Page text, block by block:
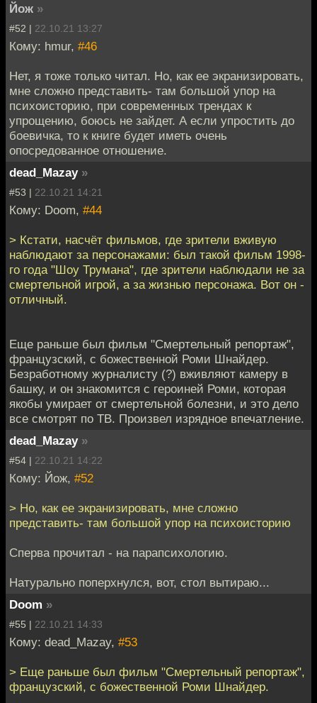
Йож »
#52 | 22.10.21 13:27
Кому: hmur, #46
Нет, я тоже только читал. Но, как ее экранизировать,
мне сложно представить- там большой упор на
психоисторию, при современных трендах к
упрощению, боюсь не зайдет. А если упростить до
боевичка, то к книге будет иметь очень
опосредованное отношение.
dead_Mazay »
#53 | 22.10.21 14:21
Кому: Doom, #44
> Кстати, насчёт фильмов, где зрители вживую
наблюдают за персонажами: был такой фильм 1998-
го года "Шоу Трумана", где зрители наблюдали не за
смертельной игрой, а за жизнью персонажа. Вот он -
отличный.
Еще раньше был фильм "Смертельный репортаж",
французский, с божественной Роми Шнайдер.
Безработному журналисту (?) вживляют камеру в
башку, и он знакомится с героиней Роми, которая
якобы умирает от смертельной болезни, и это дело
все смотрят по ТВ. Произвел изрядное впечатление.
dead_Mazay »
#54 | 22.10.21 14:22
Кому: Йож, #52
> Но, как ее экранизировать, мне сложно
представить- там большой упор на психоисторию
Сперва прочитал - на парапсихологию.
Натурально поперхнулся, вот, стол вытираю...
Doom »
#55 | 22.10.21 14:33
Кому: dead_Mazay, #53
> Еще раньше был фильм "Смертельный репортаж",
французский, с божественной Роми Шнайдер.